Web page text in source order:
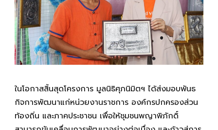
ในโอกาสสิ้นสุดโครงการ มูลนิธิศุภนิมิตฯ ได้ส่งมอบพันธ
กิจการพัฒนาแก่หน่วยงานราชการ องค์กรปกครองส่วน
ท้องถิ่น และภาคประชาชน เพื่อให้ชุมชนพญาพิภักดิ์